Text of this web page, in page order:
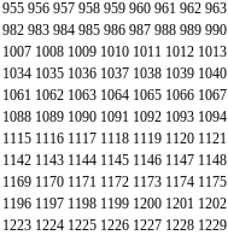
955 956 957 958 959 960 961 962 963
982 983 984 985 986 987 988 989 990
1007 1008 1009 1010 1011 1012 1013
1034 1035 1036 1037 1038 1039 1040
1061 1062 1063 1064 1065 1066 1067
1088 1089 1090 1091 1092 1093 1094
1115 1116 1117 1118 1119 1120 1121
1142 1143 1144 1145 1146 1147 1148
1169 1170 1171 1172 1173 1174 1175
1196 1197 1198 1199 1200 1201 1202
1223 1224 1225 1226 1227 1228 1229